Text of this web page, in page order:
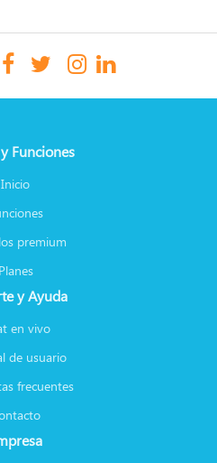
Funciones
Inicio
premium
Planes
y Ayuda
en vivo
de usuario
frecuentes